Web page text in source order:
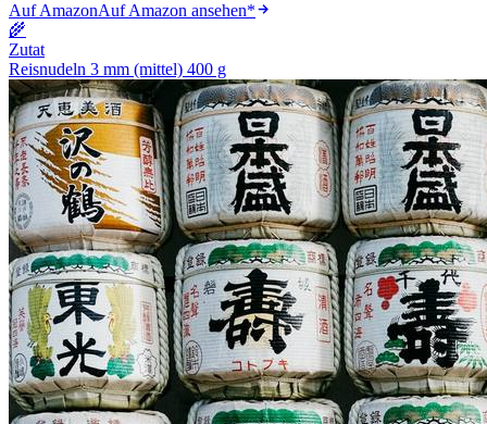
Auf AmazonAuf Amazon ansehen*
🌾
Zutat
Reisnudeln 3 mm (mittel) 400 g